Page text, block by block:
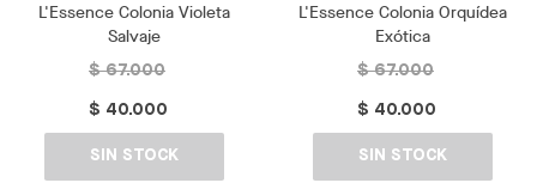
L'Essence Colonia Violeta
Salvaje
$ 67.000
$ 40.000
SIN STOCK
L'Essence Colonia Orquídea
Exótica
$ 67.000
$ 40.000
SIN STOCK